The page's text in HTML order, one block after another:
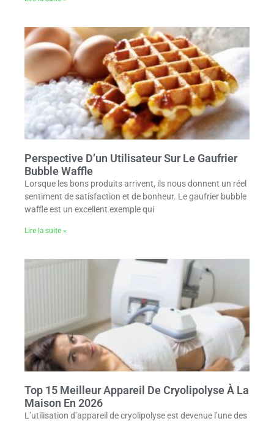
Perspective D’un Utilisateur Sur Le Gaufrier
Bubble Waffle
Lorsque les bons produits arrivent, ils nous donnent un réel
sentiment de satisfaction et de bonheur. Le gaufrier bubble
waffle est un excellent exemple qui
Lire la suite »
Top 15 Meilleur Appareil De Cryolipolyse À La
Maison En 2026
L’utilisation d’appareil de cryolipolyse est devenue l’une des